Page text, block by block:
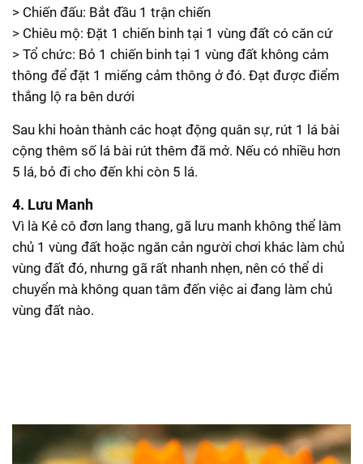
> Chiến đấu: Bắt đầu 1 trận chiến
> Chiêu mộ: Đặt 1 chiến binh tại 1 vùng đất có căn cứ
> Tổ chức: Bỏ 1 chiến binh tại 1 vùng đất không cảm
thông để đặt 1 miếng cảm thông ở đó. Đạt được điểm
thắng lộ ra bên dưới
Sau khi hoàn thành các hoạt động quân sự, rút 1 lá bài
cộng thêm số lá bài rút thêm đã mở. Nếu có nhiều hơn
5 lá, bỏ đi cho đến khi còn 5 lá.
4. Lưu Manh
Vì là Kẻ cô đơn lang thang, gã lưu manh không thể làm
chủ 1 vùng đất hoặc ngăn cản người chơi khác làm chủ
vùng đất đó, nhưng gã rất nhanh nhẹn, nên có thể di
chuyển mà không quan tâm đến việc ai đang làm chủ
vùng đất nào.